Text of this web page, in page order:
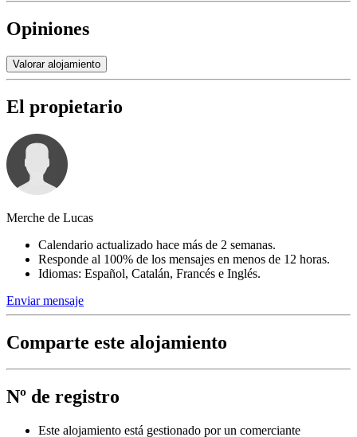
Opiniones
Valorar alojamiento
El propietario
Merche de Lucas
Calendario actualizado hace más de 2 semanas.
Responde al 100% de los mensajes en menos de 12 horas.
Idiomas: Español, Catalán, Francés e Inglés.
Enviar mensaje
Comparte este alojamiento
Nº de registro
Este alojamiento está gestionado por un comerciante